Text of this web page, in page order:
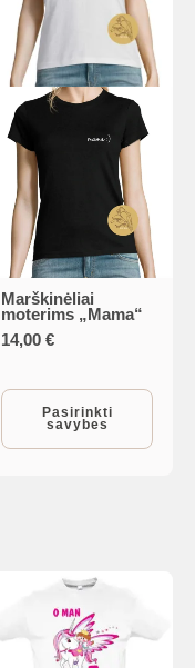
Marškinėliai
moterims „Mama“
14,00€
Pasirinkti
savybes
This
product
multiple
variants.
The